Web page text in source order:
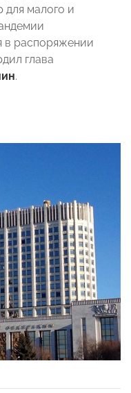
для малого и
в распоряжении
глава
.